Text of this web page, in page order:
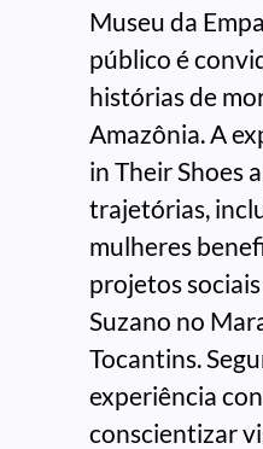
Museu da
público é
histórias de
Amazônia. A
in Their Shoes
trajetórias,
mulheres
projetos
Suzano no
Tocantins.
experiência
conscientizar